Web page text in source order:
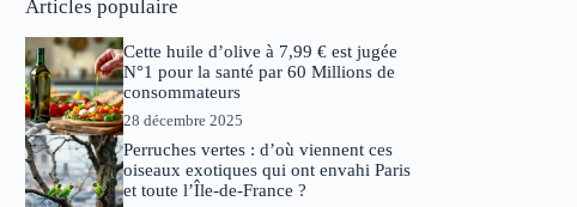
Articles populaire
Cette huile d’olive à 7,99 € est jugée
N°1 pour la santé par 60 Millions de
consommateurs
28 décembre 2025
Perruches vertes : d’où viennent ces
oiseaux exotiques qui ont envahi Paris
et toute l’Île-de-France ?